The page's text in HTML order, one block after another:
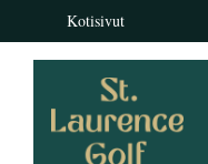
Kotisivut